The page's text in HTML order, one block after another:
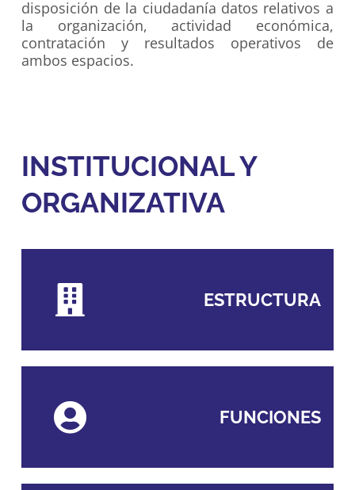
disposición de la ciudadanía datos relativos a
la organización, actividad económica,
contratación y resultados operativos de
ambos espacios.
INSTITUCIONAL Y
ORGANIZATIVA
ESTRUCTURA
FUNCIONES